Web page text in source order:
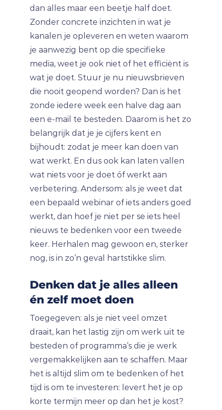
dan alles maar een beetje half doet.
Zonder concrete inzichten in wat je
kanalen je opleveren en weten waarom
je aanwezig bent op die specifieke
media, weet je ook niet of het efficiënt is
wat je doet. Stuur je nu nieuwsbrieven
die nooit geopend worden? Dan is het
zonde iedere week een halve dag aan
een e-mail te besteden. Daarom is het zo
belangrijk dat je je cijfers kent en
bijhoudt: zodat je meer kan doen van
wat werkt. En dus ook kan laten vallen
wat niets voor je doet óf werkt aan
verbetering. Andersom: als je weet dat
een bepaald webinar of iets anders goed
werkt, dan hoef je niet per se iets heel
nieuws te bedenken voor een tweede
keer. Herhalen mag gewoon en, sterker
nog, is in zo’n geval hartstikke slim.
Denken dat je alles alleen
én zelf moet doen
Toegegeven: als je niet veel omzet
draait, kan het lastig zijn om werk uit te
besteden of programma’s die je werk
vergemakkelijken aan te schaffen. Maar
het is altijd slim om te bedenken of het
tijd is om te investeren: levert het je op
korte termijn meer op dan het je kost?